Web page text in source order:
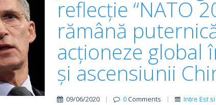
reflecție “NATO
rămână
acționeze global
și ascensiunii
09/06/2020 | 0Comments | Intre Est